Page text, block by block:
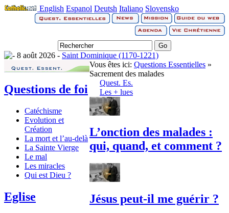
English Espanol Deutsh Italiano Slovensko
8 août 2026 - Saint Dominique (1170-1221)
Questions de foi
Catéchisme
Evolution et
Création
La mort et l’au-delà
La Sainte Vierge
Le mal
Les miracles
Qui est Dieu ?
Eglise
Vous êtes ici: Questions Essentielles »
Sacrement des malades
Quest. Es.
Les + lues
L’onction des malades :
qui, quand, et comment ?
Jésus peut-il me guérir ?